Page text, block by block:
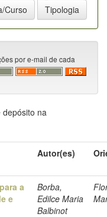
por e-mail de cada
na
Autor(es)
a
e
Borba,
Edilce Maria
Balbinot